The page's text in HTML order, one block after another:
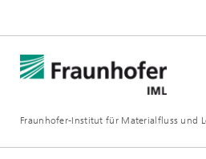
Fraunhofer-Institut für Materialfluss und